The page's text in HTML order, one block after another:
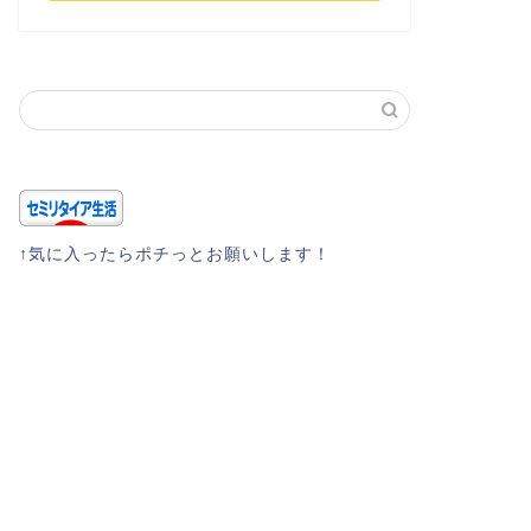
↑気に入ったらポチっとお願いします！